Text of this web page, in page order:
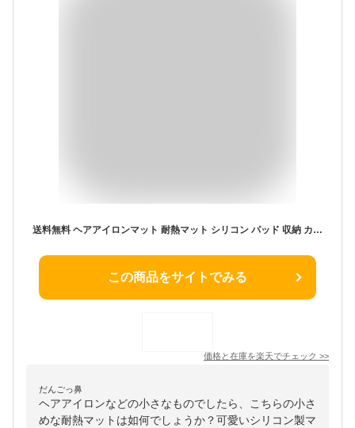
送料無料 ヘアアイロンマット 耐熱マット シリコン パッド 収納 カバー 滑り止め 丸める 包む 一時置き 焦げ防止 美容雑貨 折りたたみ 持ち運び トラベル
この商品をサイトでみる
価格と在庫を楽天でチェック >>
だんごっ鼻
ヘアアイロンなどの小さなものでしたら、こちらの小さ
めな耐熱マットは如何でしょうか？可愛いシリコン製マ